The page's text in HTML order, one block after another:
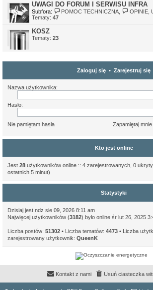
UWAGI DO FORUM I SERWISU INFRA
Subfora: POMOC TECHNICZNA
OPINIE,
Tematy: 47
KOSZ
Tematy: 23
Zaloguj się • Zarejestruj się
Nazwa użytkownika:
Hasło:
Nie pamiętam hasła Zapamiętaj mnie
Kto jest online
Jest 28 użytkowników online :: 4 zarejestrowanych, 0
ostatnich 5 minut)
Statystyki
Dzisiaj jest ndz sie 09, 2026 8:11 am
Najwięcej użytkowników (3182) było online śr lut 26, 2025
Liczba postów: 51302 • Liczba tematów: 4473 • Liczba
zarejestrowany użytkownik: QueenK
Usuń ciasteczka
Kontakt z nami